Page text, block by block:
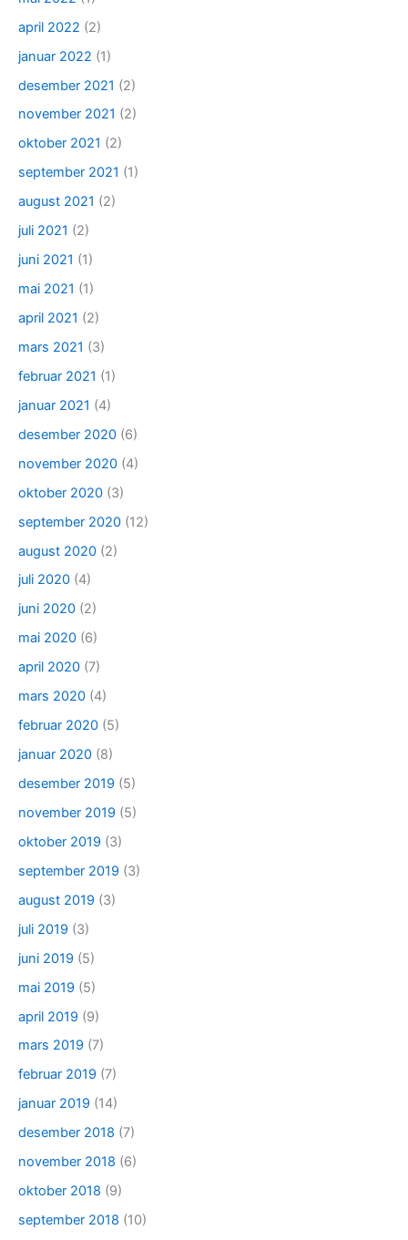
april 2022 (2)
januar 2022 (1)
desember 2021 (2)
november 2021 (2)
oktober 2021 (2)
september 2021 (1)
august 2021 (2)
juli 2021 (2)
juni 2021 (1)
mai 2021 (1)
april 2021 (2)
mars 2021 (3)
februar 2021 (1)
januar 2021 (4)
desember 2020 (6)
november 2020 (4)
oktober 2020 (3)
september 2020 (12)
august 2020 (2)
juli 2020 (4)
juni 2020 (2)
mai 2020 (6)
april 2020 (7)
mars 2020 (4)
februar 2020 (5)
januar 2020 (8)
desember 2019 (5)
november 2019 (5)
oktober 2019 (3)
september 2019 (3)
august 2019 (3)
juli 2019 (3)
juni 2019 (5)
mai 2019 (5)
april 2019 (9)
mars 2019 (7)
februar 2019 (7)
januar 2019 (14)
desember 2018 (7)
november 2018 (6)
oktober 2018 (9)
september 2018 (10)